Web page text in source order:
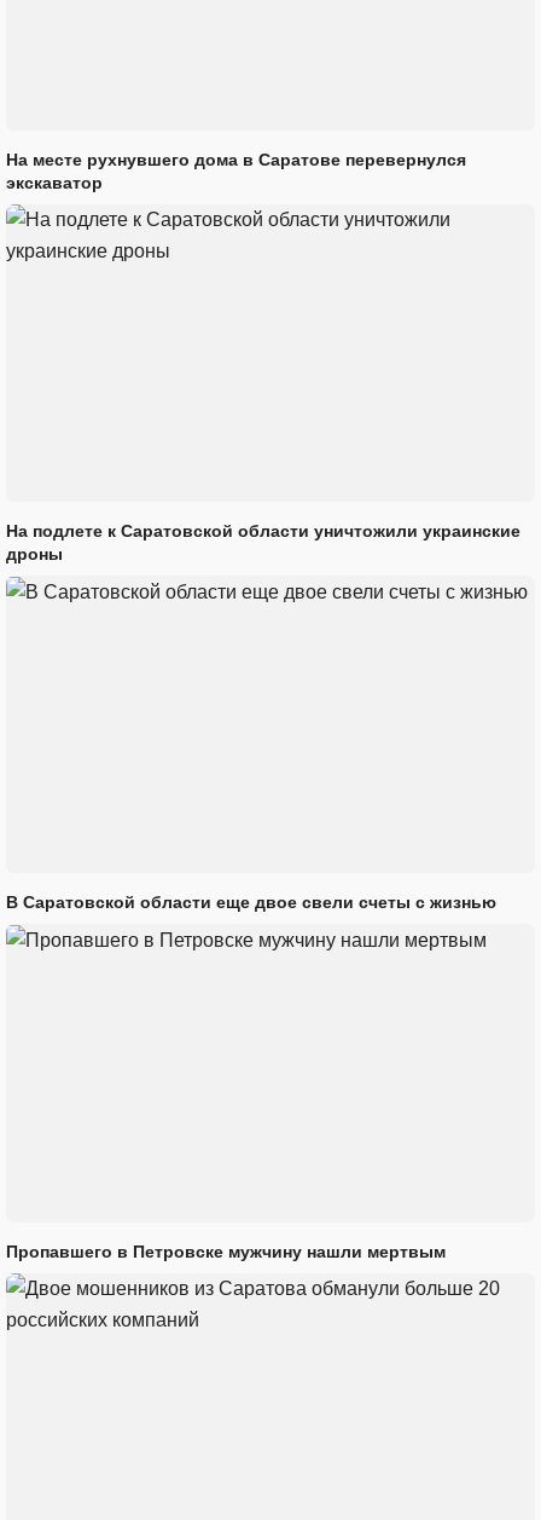
На месте рухнувшего дома в Саратове перевернулся
экскаватор
На подлете к Саратовской области уничтожили украинские
дроны
В Саратовской области еще двое свели счеты с жизнью
Пропавшего в Петровске мужчину нашли мертвым